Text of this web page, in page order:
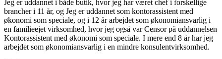
Jeg er uddannet i både butik, hvor jeg har været chef i forskellige
brancher i 11 år, og Jeg er uddannet som kontorassistent med
økonomi som speciale, og i 12 år arbejdet som økonomiansvarlig i
en familieejet virksomhed, hvor jeg også var Censor på uddannelsen
Kontorassistent med økonomi som speciale. I mere end 8 år har jeg
arbejdet som økonomiansvarlig i en mindre konsulentvirksomhed.